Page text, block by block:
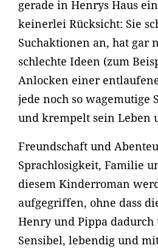
gerade in Henrys Haus
keinerlei Rücksicht: Sie
Suchaktionen an, hat gar
schlechte Ideen (zum
Anlocken einer
jede noch so wagemutige
und krempelt sein Leben
Freundschaft und
Sprachlosigkeit, Familie
diesem Kinderroman
aufgegriffen, ohne dass
Henry und Pippa
Sensibel, lebendig und